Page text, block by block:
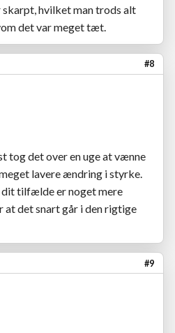
skarpt, hvilket man trods alt
det var meget tæt.
#8
tog det over en uge at vænne
lavere ændring i styrke.
dit tilfælde er noget mere
at det snart går i den rigtige
#9